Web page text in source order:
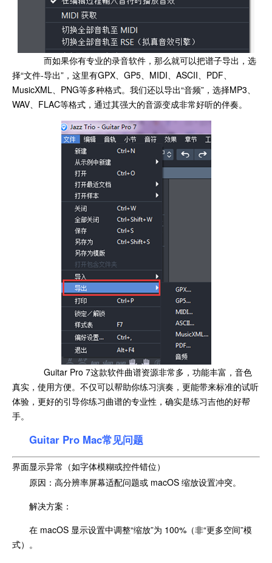
而如果你有专业的录音软件，那么就可以把谱子导出，选
择“文件-导出”，这里有GPX、GP5、MIDI、ASCII、PDF、
MusicXML、PNG等多种格式。我们还以导出“音频”，选择MP3、
WAV、FLAC等格式，通过其强大的音源变成非常好听的伴奏。
Guitar Pro 7这款软件曲谱资源非常多，功能丰富，音色
真实，使用方便。不仅可以帮助你练习演奏，更能带来标准的试听
体验，更好的引导你练习曲谱的专业性，确实是练习吉他的好帮
手。
Guitar Pro Mac常见问题
界面显示异常（如字体模糊或控件错位）
原因：高分辨率屏幕适配问题或 macOS 缩放设置冲突。
解决方案：
在 macOS 显示设置中调整“缩放”为 100%（非“更多空间”模
式）。